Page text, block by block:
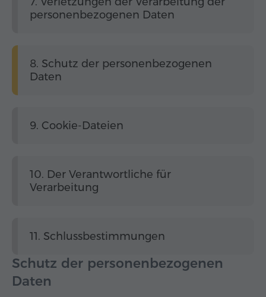
personenbezogenen Daten
8. Schutz der personenbezogenen
Daten
9. Cookie-Dateien
10. Der Verantwortliche für
Verarbeitung
11. Schlussbestimmungen
Schutz der personenbezogenen
Daten